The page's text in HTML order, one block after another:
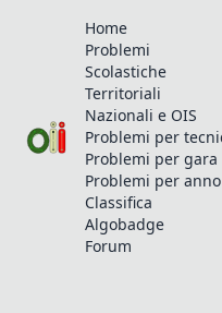
Home
Problemi
Scolastiche
Territoriali
Nazionali e OIS
Problemi per
Problemi per gara
Problemi per anno
Classifica
Algobadge
Forum